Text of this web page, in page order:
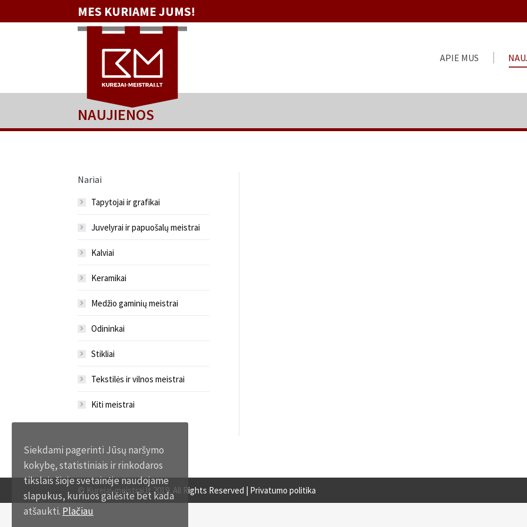
MES KURIAME JUMS!
APIE MUS
NAUJIENOS
Nariai
Tapytojai ir grafikai
Juvelyrai ir papuošalų meistrai
Kalviai
Keramikai
Medžio gaminių meistrai
Odininkai
Stikliai
Tekstilės ir vilnos meistrai
Kiti meistrai
© Kurejai-meistrai.lt 2019. All Rights Reserved | Privatumo politika
Siekdami pagerinti Jūsų naršymo
kokybę, statistiniais ir rinkodaros
tikslais šioje svetainėje naudojame
slapukus, kuriuos galėsite bet kada
atšaukti. Plačiau